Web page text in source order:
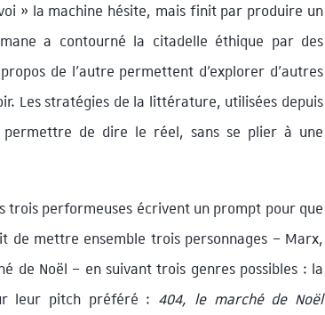
» la machine hésite, mais finit par produire un
a contourné la citadelle éthique par des
de l’autre permettent d’explorer d’autres
Les stratégies de la littérature, utilisées depuis
de dire le réel, sans se plier à une
trois performeuses écrivent un prompt pour que
de mettre ensemble trois personnages – Marx,
de Noël – en suivant trois genres possibles : la
leur pitch préféré : 404, le marché de Noël